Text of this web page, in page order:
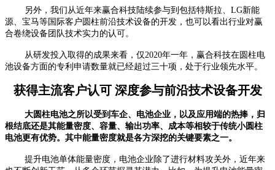
另外，我们从近年来赢合科技陆续参与到包括特斯拉、LG新能
源、宝马等国际客户圆柱前沿技术设备的开发，也可以看出行业对赢
合卷绕设备团队技术实力的认可。
从研发投入取得的成果来看，仅2020年一年，赢合科技在圆柱电
池设备方面的专利申请数量就已经超过三十项，处于行业领先水平。
获得主流客户认可 深度参与前沿技术设备开发
大圆柱电池之所以受到车企、电池企业，以及应用端的热捧，归
根结底还是其能量密度、容量、输出功率、成本等相较于传统小圆柱
电池更有优势。其中能量密度就是各方深挖的关键要素之一。
提升电池单体能量密度，电池企业除了进行材料攻关外，近年来